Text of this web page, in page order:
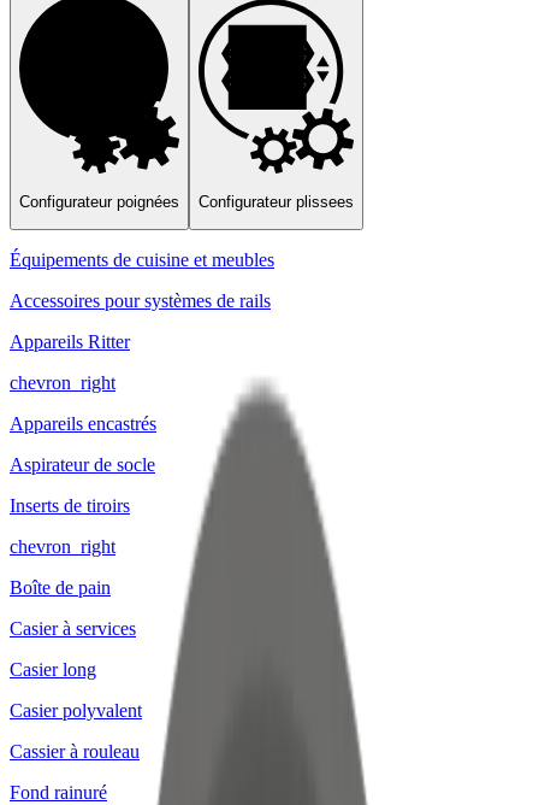
Configurateur poignées Configurateur plissees
Équipements de cuisine et meubles
Accessoires pour systèmes de rails
Appareils Ritter
chevron_right
Appareils encastrés
Aspirateur de socle
Inserts de tiroirs
chevron_right
Boîte de pain
Casier à services
Casier long
Casier polyvalent
Cassier à rouleau
Fond rainuré